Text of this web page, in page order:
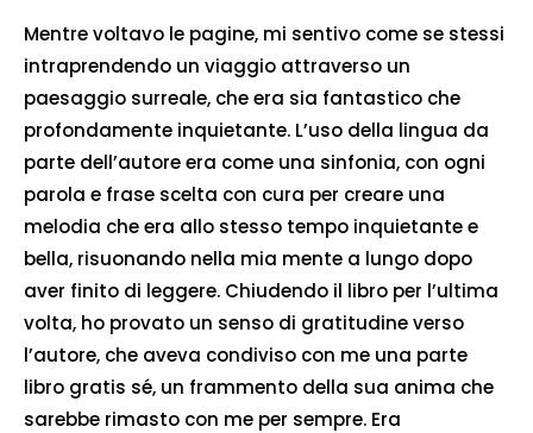
Mentre voltavo le pagine, mi sentivo come se stessi
intraprendendo un viaggio attraverso un
paesaggio surreale, che era sia fantastico che
profondamente inquietante. L’uso della lingua da
parte dell’autore era come una sinfonia, con ogni
parola e frase scelta con cura per creare una
melodia che era allo stesso tempo inquietante e
bella, risuonando nella mia mente a lungo dopo
aver finito di leggere. Chiudendo il libro per l’ultima
volta, ho provato un senso di gratitudine verso
l’autore, che aveva condiviso con me una parte
libro gratis sé, un frammento della sua anima che
sarebbe rimasto con me per sempre. Era